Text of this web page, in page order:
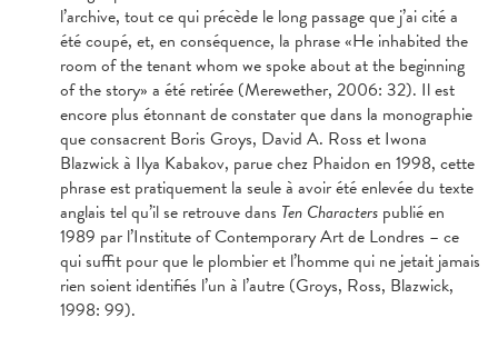
l’archive, tout ce qui précède le long passage que j’ai cité a
été coupé, et, en conséquence, la phrase «He inhabited the
room of the tenant whom we spoke about at the beginning
of the story» a été retirée (Merewether, 2006: 32). Il est
encore plus étonnant de constater que dans la monographie
que consacrent Boris Groys, David A. Ross et Iwona
Blazwick à Ilya Kabakov, parue chez Phaidon en 1998, cette
phrase est pratiquement la seule à avoir été enlevée du texte
anglais tel qu’il se retrouve dans Ten Characterspublié en
1989 par l’Institute of Contemporary Art de Londres – ce
qui suffit pour que le plombier et l’homme qui ne jetait jamais
rien soient identifiés l’un à l’autre (Groys, Ross, Blazwick,
1998: 99).